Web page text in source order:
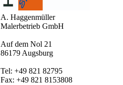
A. Haggenmüller
Malerbetrieb GmbH
Auf dem Nol 21
86179 Augsburg
Tel: +49 821 82795
Fax: +49 821 8153808